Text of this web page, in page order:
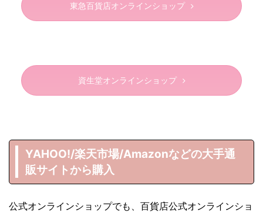
東急百貨店オンラインショップ
資生堂オンラインショップ
YAHOO!/楽天市場/Amazonなどの大手通
販サイトから購入
公式オンラインショップでも、百貨店公式オンラインショ